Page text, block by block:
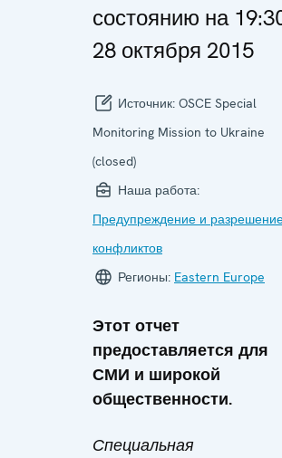
состоянию на
28 октября 2015
Источник: OSCE Special
Monitoring Mission to Ukraine
(closed)
Наша работа:
Предупреждение и
конфликтов
Регионы: Eastern Europe
Этот отчет
предоставляется для
СМИ и широкой
общественности.
Специальная